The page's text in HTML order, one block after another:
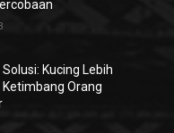
Kucing Lebih
Orang